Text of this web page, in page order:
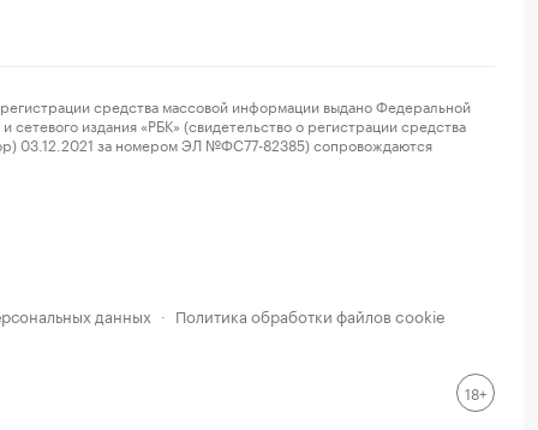
средства массовой информации выдано Федеральной
издания «РБК» (свидетельство о регистрации средства
03.12.2021 за номером ЭЛ №ФС77-82385) сопровождаются
данных · Политика обработки файлов cookie
18+